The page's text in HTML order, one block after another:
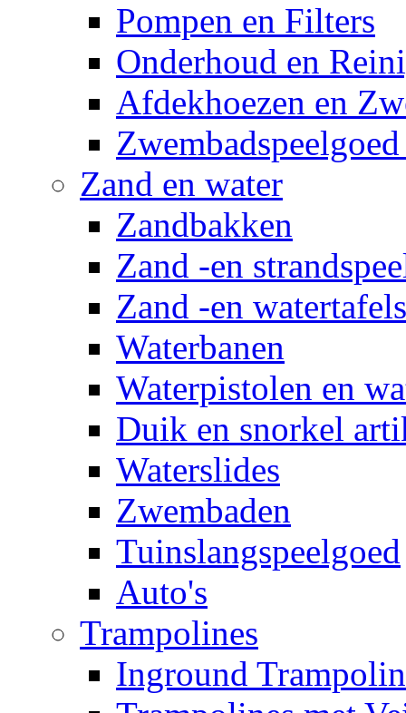
Pompen en Filters
Onderhoud en
Afdekhoezen en
Zand en water
Zandbakken
Zand -en
Zand -en watertafels
Waterbanen
Waterpistolen en
Duik en snorkel
Waterslides
Zwembaden
Tuinslangspeelgoed
Auto's
Trampolines
Inground